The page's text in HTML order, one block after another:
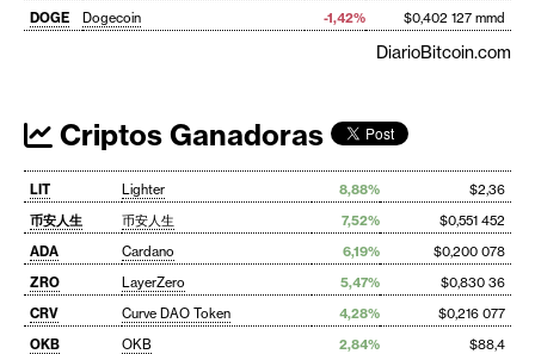
DOGE
Dogecoin -1,42% $0,402 127 mmd
DiarioBitcoin.com
Criptos Ganadoras
LIT Lighter 8,88%
$2,36
币安人生
币安人生 7,52%
$0,551 452
ADA
Cardano 6,19%
$0,200 078
ZRO
LayerZero 5,47%
$0,830 36
CRV
Curve DAO Token 4,28%
$0,216 077
OKB
OKB 2,84%
$88,4